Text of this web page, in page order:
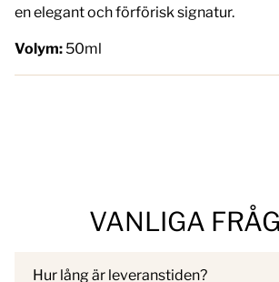
en elegant och förförisk signatur.
Volym: 50ml
VANLIGA
Hur lång är leveranstiden?